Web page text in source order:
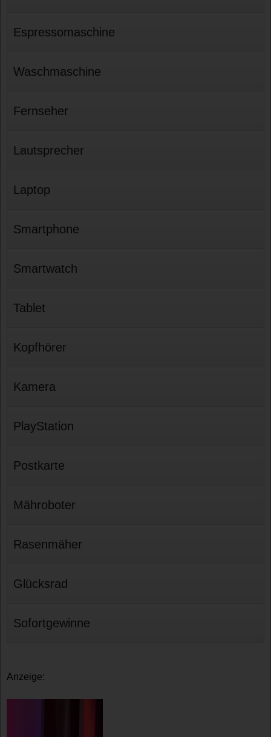
Espressomaschine
Waschmaschine
Fernseher
Lautsprecher
Laptop
Smartphone
Smartwatch
Tablet
Kopfhörer
Kamera
PlayStation
Postkarte
Mähroboter
Rasenmäher
Glücksrad
Sofortgewinne
Anzeige: